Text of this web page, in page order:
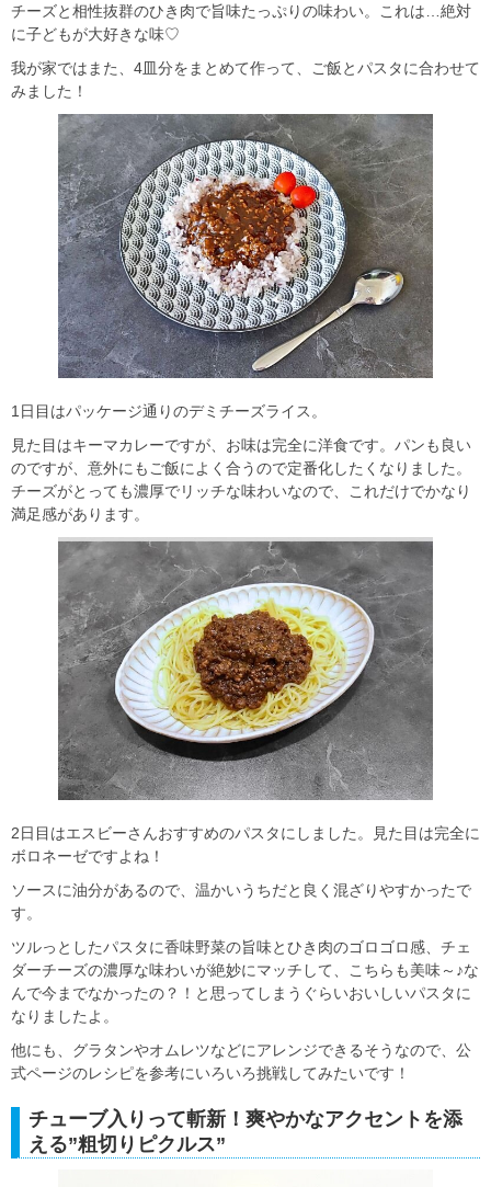
チーズと相性抜群のひき肉で旨味たっぷりの味わい。これは…絶対
に子どもが大好きな味♡
我が家ではまた、4皿分をまとめて作って、ご飯とパスタに合わせて
みました！
1日目はパッケージ通りのデミチーズライス。
見た目はキーマカレーですが、お味は完全に洋食です。パンも良い
のですが、意外にもご飯によく合うので定番化したくなりました。
チーズがとっても濃厚でリッチな味わいなので、これだけでかなり
満足感があります。
2日目はエスビーさんおすすめのパスタにしました。見た目は完全に
ボロネーゼですよね！
ソースに油分があるので、温かいうちだと良く混ざりやすかったで
す。
ツルっとしたパスタに香味野菜の旨味とひき肉のゴロゴロ感、チェ
ダーチーズの濃厚な味わいが絶妙にマッチして、こちらも美味～♪な
んで今までなかったの？！と思ってしまうぐらいおいしいパスタに
なりましたよ。
他にも、グラタンやオムレツなどにアレンジできるそうなので、公
式ページのレシピを参考にいろいろ挑戦してみたいです！
チューブ入りって斬新！爽やかなアクセントを添
える”粗切りピクルス”